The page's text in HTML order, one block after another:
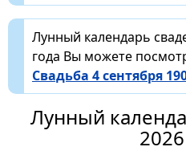
Лунный календарь
года Вы можете
Свадьба 4 сентября
Лунный